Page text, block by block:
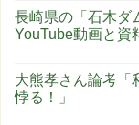
長崎県の「石木ダ
YouTube動画と資
大熊孝さん論考「
悖る！」